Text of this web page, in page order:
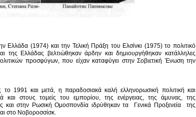
Ελλάδα (1974) και την Τελική Πράξη του Ελσίνκι (1975) το πολιτικό
της Ελλάδας βελτιώθηκαν άρδην και δημιουργήθηκαν κατάλληλες
προσφύγων, που είχαν καταφύγει στην Σοβιετική Ένωση την
1991 και μετά, η παραδοσιακά καλή ελληνορωσική πολιτική και
και στους τομείς του εμπορίου, της ενέργειας, της άμυνας, της
και στην Ρωσική Ομοσπονδία ιδρύθηκαν τα Γενικά Προξενεία της
στο Νοβοροσσίσκ.